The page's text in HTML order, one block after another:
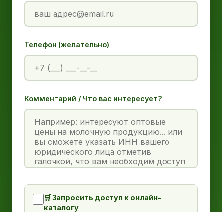
Телефон (желательно)
Комментарий / Что вас интересует?
🛒 Запросить доступ к онлайн-
каталогу